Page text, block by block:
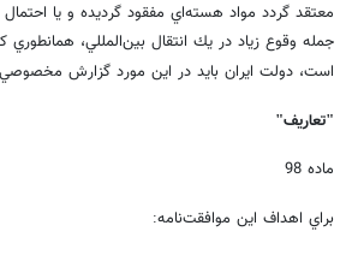
معتقد گردد مواد هسته‌اي مفقود گرديده و يا
است، دولت ايران بايد در اين مورد گزارش مخصوصي
"تعاريف"
ماده 98
براي اهداف اين موافقت‌نامه: